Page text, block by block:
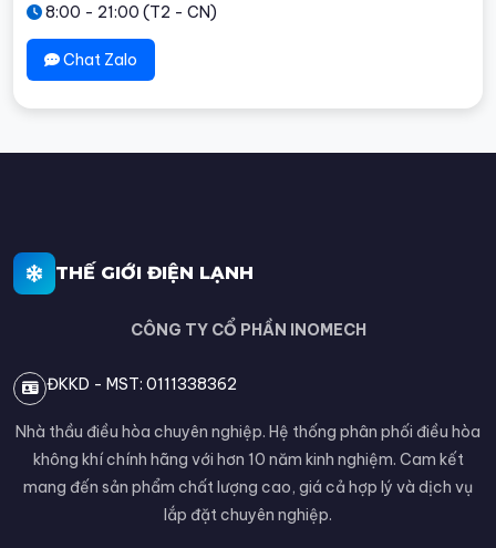
8:00 - 21:00 (T2 - CN)
Chat Zalo
THẾ GIỚI ĐIỆN LẠNH
CÔNG TY CỔ PHẦN INOMECH
ĐKKD - MST: 0111338362
Nhà thầu điều hòa chuyên nghiệp. Hệ thống phân phối điều hòa
không khí chính hãng với hơn 10 năm kinh nghiệm. Cam kết
mang đến sản phẩm chất lượng cao, giá cả hợp lý và dịch vụ
lắp đặt chuyên nghiệp.